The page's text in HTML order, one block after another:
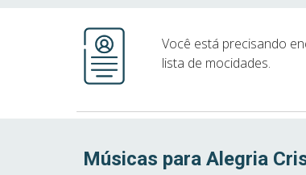
Você está precisando
lista de mocidades.
Músicas para Alegria